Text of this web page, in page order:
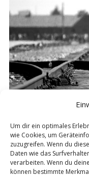
Um dir ein optimales
wie Cookies, um
zuzugreifen. Wenn du
Daten wie das
verarbeiten. Wenn du
können bestimmte
S
e
a
r
c
h